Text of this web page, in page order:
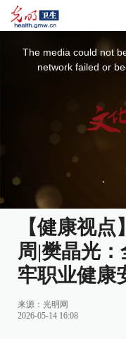
The media could not
network failed or
【健康视
周|樊晶光
牢职业健康
来源： 光明网
2026-05-14 16:08